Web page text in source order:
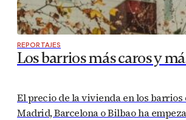
REPORTAJES
Los barrios más caros y
El precio de la vivienda en los
Madrid, Barcelona o Bilbao ha